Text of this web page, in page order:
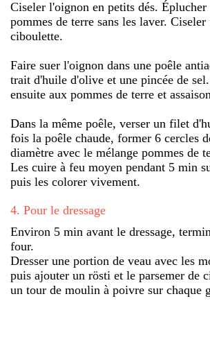
Ciseler l'oignon en petits dés. Éplucher
pommes de terre sans les laver.
ciboulette.
Faire suer l'oignon dans une poêle
trait d'huile d'olive et une pincée de
ensuite aux pommes de terre et
Dans la même poêle, verser un filet
fois la poêle chaude, former 6 cercles
diamètre avec le mélange pommes de
Les cuire à feu moyen pendant 5 min
puis les colorer vivement.
4. Pour le dressage
Environ 5 min avant le dressage,
four.
Dresser une portion de veau avec les
puis ajouter un rösti et le parsemer de
un tour de moulin à poivre sur chaque